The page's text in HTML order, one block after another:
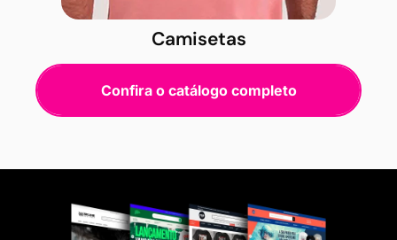
Camisetas
Confira o catálogo completo